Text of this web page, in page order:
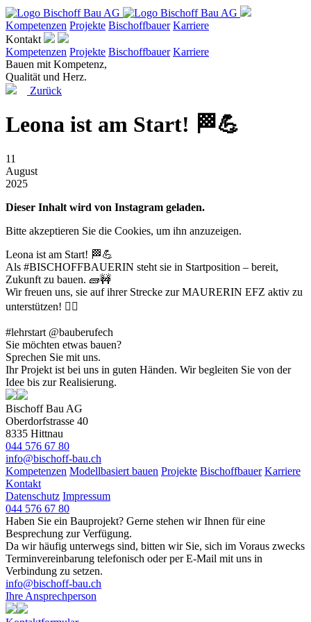
Kompetenzen Projekte Bischoffbauer Karriere
Kontakt
Kompetenzen Projekte Bischoffbauer Karriere
Bauen mit Kompetenz,
Qualität und Herz.
Zurück
Leona ist am Start! 🏁💪
11
August
2025
Dieser Inhalt wird von Instagram geladen.
Bitte akzeptieren Sie die Cookies, um ihn anzuzeigen.
Leona ist am Start! 🏁💪
Als #BISCHOFFBAUERIN steht sie in Startposition – bereit,
Zukunft zu bauen. 🧱🚧
Wir freuen uns, sie auf ihrer Strecke zur MAURERIN EFZ aktiv zu
unterstützen! 👷‍♀️
#lehrstart @bauberufech
Sie möchten etwas bauen?
Sprechen Sie mit uns.
Ihr Projekt ist bei uns in guten Händen. Wir begleiten Sie von der
Idee bis zur Realisierung.
Bischoff Bau AG
Oberdorfstrasse 40
8335 Hittnau
044 576 67 80
info@bischoff-bau.ch
Kompetenzen Modellbasiert bauen Projekte Bischoffbauer Karriere
Kontakt
Datenschutz Impressum
044 576 67 80
Haben Sie ein Bauprojekt? Gerne stehen wir Ihnen für eine
Besprechung zur Verfügung.
Da wir häufig unterwegs sind, bitten wir Sie, sich im Voraus zwecks
Terminvereinbarung telefonisch oder per E‐Mail mit uns in
Verbindung zu setzen.
info@bischoff-bau.ch
Ihre Ansprechperson